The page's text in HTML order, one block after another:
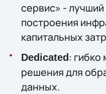
сервис» -
построения
капитальных
Dedicated :
решения для
данных.